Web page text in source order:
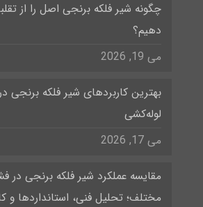
چگونه شیر فلکه برنجی اصل را از
دهیم؟
می 19, 2026
بهترین کاربردهای شیر فلکه برنجی
لوله‌کشی
می 17, 2026
مقایسه عملکرد شیر فلکه برنجی در
مختلف؛ تحلیل فنی، استانداردها و